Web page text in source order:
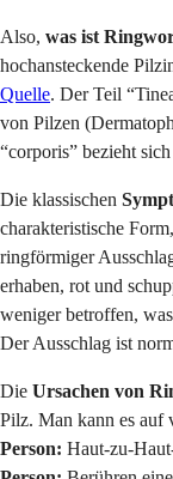
Also, was ist
hochansteckende
Quelle. Der Teil
von Pilzen
“corporis” bezieht
Die klassischen
charakteristische
ringförmiger
erhaben, rot und
weniger betroffen,
Der Ausschlag ist
Die Ursachen von
Pilz. Man kann es auf
Person: Haut-zu-